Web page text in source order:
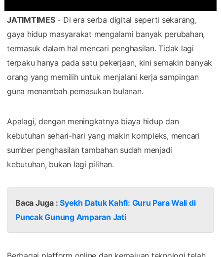
JATIMTIMES- Di era serba digital seperti sekarang,
gaya hidup masyarakat mengalami banyak perubahan,
termasuk dalam hal mencari penghasilan. Tidak lagi
terpaku hanya pada satu pekerjaan, kini semakin banyak
orang yang memilih untuk menjalani kerja sampingan
guna menambah pemasukan bulanan.
Apalagi, dengan meningkatnya biaya hidup dan
kebutuhan sehari-hari yang makin kompleks, mencari
sumber penghasilan tambahan sudah menjadi
kebutuhan, bukan lagi pilihan.
Baca Juga :Syekh Datuk Kahfi: Guru Para Wali di
Puncak Gunung Amparan Jati